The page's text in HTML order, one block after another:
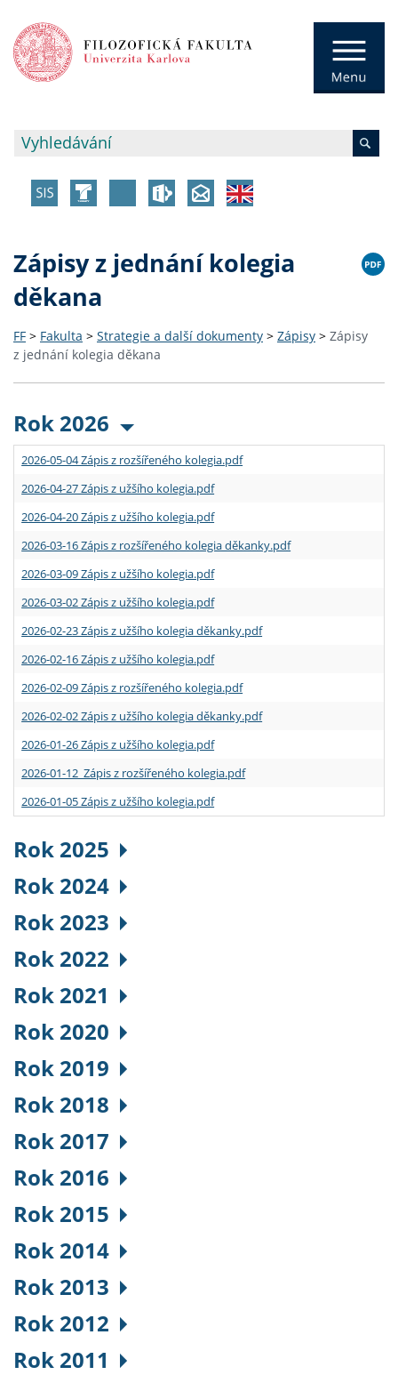
Zápisy z jednání kolegia
děkana
FF > Fakulta > Strategie a další dokumenty > Zápisy > Zápisy
z jednání kolegia děkana
Rok 2026
2026-05-04 Zápis z rozšířeného kolegia.pdf
2026-04-27 Zápis z užšího kolegia.pdf
2026-04-20 Zápis z užšího kolegia.pdf
2026-03-16 Zápis z rozšířeného kolegia děkanky.pdf
2026-03-09 Zápis z užšího kolegia.pdf
2026-03-02 Zápis z užšího kolegia.pdf
2026-02-23 Zápis z užšího kolegia děkanky.pdf
2026-02-16 Zápis z užšího kolegia.pdf
2026-02-09 Zápis z rozšířeného kolegia.pdf
2026-02-02 Zápis z užšího kolegia děkanky.pdf
2026-01-26 Zápis z užšího kolegia.pdf
2026-01-12 Zápis z rozšířeného kolegia.pdf
2026-01-05 Zápis z užšího kolegia.pdf
Rok 2025
Rok 2024
Rok 2023
Rok 2022
Rok 2021
Rok 2020
Rok 2019
Rok 2018
Rok 2017
Rok 2016
Rok 2015
Rok 2014
Rok 2013
Rok 2012
Rok 2011